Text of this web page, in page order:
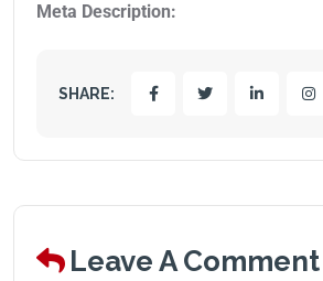
Meta Description:
SHARE:
Leave A Comment